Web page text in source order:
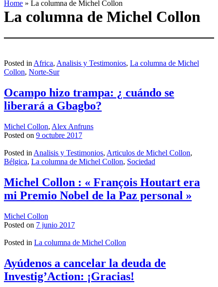
Home » La columna de Michel Collon
La columna de Michel Collon
Posted in Africa, Analisis y Testimonios, La columna de Michel
Collon, Norte-Sur
Ocampo hizo trampa: ¿ cuándo se
liberará a Gbagbo?
Michel Collon, Alex Anfruns
Posted on 9 octubre 2017
Posted in Analisis y Testimonios, Articulos de Michel Collon,
Bélgica, La columna de Michel Collon, Sociedad
Michel Collon : « François Houtart era
mi Premio Nobel de la Paz personal »
Michel Collon
Posted on 7 junio 2017
Posted in La columna de Michel Collon
Ayúdenos a cancelar la deuda de
Investig’Action: ¡Gracias!